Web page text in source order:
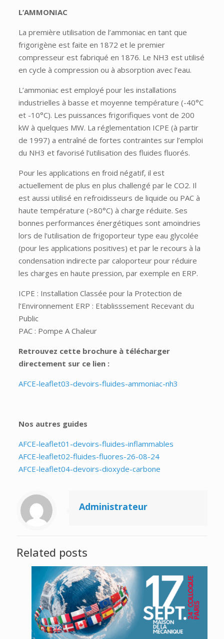
L’AMMONIAC
La première utilisation de l’ammoniac en tant que
frigorigène est faite en 1872 et le premier
compresseur est fabriqué en 1876. Le NH3 est utilisé
en cycle à compression ou à absorption avec l’eau.
L’ammoniac est employé pour les installations
industrielles à basse et moyenne température (-40°C
et -10°C). Les puissances frigorifiques vont de 200
kW à quelques MW. La réglementation ICPE (à partir
de 1997) a entraîné de fortes contraintes sur l’emploi
du NH3 et favorisé l’utilisation des fluides fluorés.
Pour les applications en froid négatif, il est
actuellement de plus en plus challengé par le CO2. Il
est aussi utilisé en refroidisseurs de liquide ou PAC à
haute température (>80°C) à charge réduite. Ses
bonnes performances énergétiques sont amoindries
lors de l’utilisation de frigoporteur type eau glycolée
(pour les applications positives) et par le recours à la
condensation indirecte par caloporteur pour réduire
les charges en haute pression, par exemple en ERP.
ICPE : Installation Classée pour la Protection de
l’Environnement ERP : Etablisssement Recevant du
Public
PAC : Pompe A Chaleur
Retrouvez cette brochure à télécharger
directement sur ce lien :
AFCE-leaflet03-devoirs-fluides-ammoniac-nh3
Nos autres guides
AFCE-leaflet01-devoirs-fluides-inflammables
AFCE-leaflet02-fluides-fluores-26-08-24
AFCE-leaflet04-devoirs-dioxyde-carbone
Administrateur
Related posts